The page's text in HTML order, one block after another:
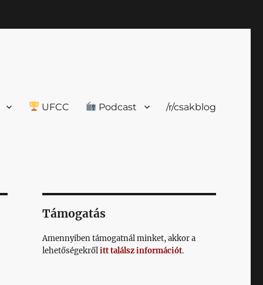
UFCC Podcast /r/csakblog
Támogatás
Amennyiben támogatnál minket, akkor a
lehetőségekrőlitt találsz információt.